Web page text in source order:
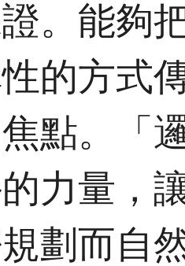
。能夠
的方式
點。「
力量，
劃而自